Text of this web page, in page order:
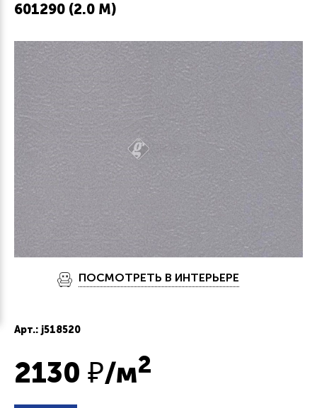
601290 (2.0 М)
ПОСМОТРЕТЬ В ИНТЕРЬЕРЕ
Арт.: j518520
2130 ₽/м2